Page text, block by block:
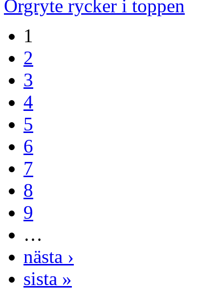
Örgryte rycker i toppen
1
2
3
4
5
6
7
8
9
…
nästa ›
sista »